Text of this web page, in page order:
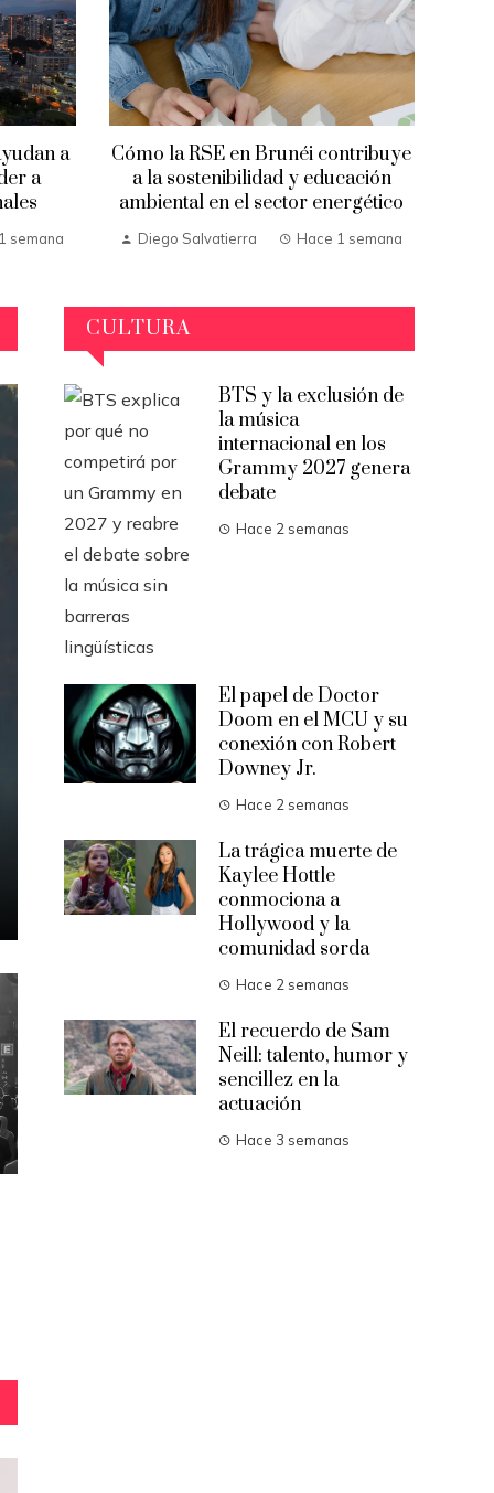
a
a
semana
Cómo la RSE en Brunéi contribuye
a la sostenibilidad y educación
ambiental en el sector energético
Diego Salvatierra Hace 1 semana
CULTURA
BTS y la exclusión de
la música
internacional en los
Grammy 2027 genera
debate
Hace 2 semanas
El papel de Doctor
Doom en el MCU y su
conexión con Robert
Downey Jr.
Hace 2 semanas
La trágica muerte de
Kaylee Hottle
conmociona a
Hollywood y la
comunidad sorda
Hace 2 semanas
El recuerdo de Sam
Neill: talento, humor y
sencillez en la
actuación
Hace 3 semanas